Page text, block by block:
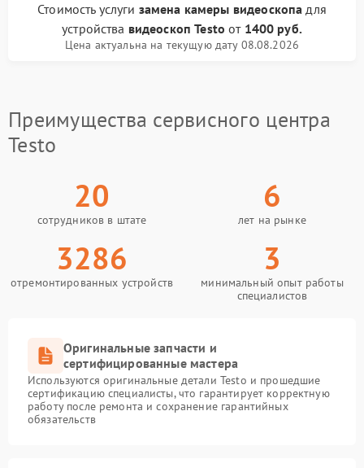
Стоимость услуги замена камеры видеоскопа для
устройства видеоскоп Testo от 1400 руб.
Цена актуальна на текущую дату 08.08.2026
Преимущества сервисного центра
Testo
20
сотрудников в штате
6
лет на рынке
3286
отремонтированных устройств
3
минимальный опыт работы
специалистов
Оригинальные запчасти и
сертифицированные мастера
Используются оригинальные детали Testo и прошедшие
сертификацию специалисты, что гарантирует корректную
работу после ремонта и сохранение гарантийных
обязательств